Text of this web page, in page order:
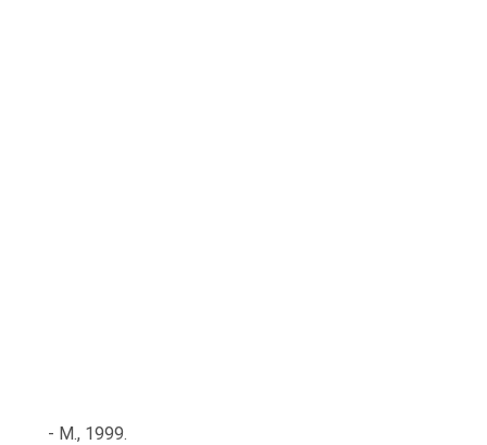
- М., 1999.